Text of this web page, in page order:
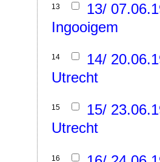
13
13/
Ingooigem
14
14/
Utrecht
15
15/
Utrecht
16